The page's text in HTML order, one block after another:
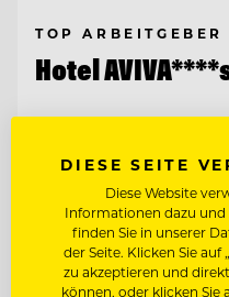
TOP ARBEITGEBER
Hotel
CHEF
Entdecke alle Jobs
DIESE SEITE
Diese Website
Informationen dazu und
finden Sie in unserer
der Seite. Klicken Sie auf
zu akzeptieren und
können, oder klicken Sie